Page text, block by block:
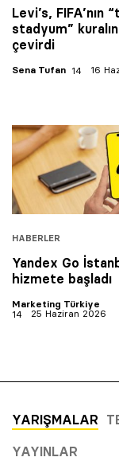
Levi’s, FIFA’nın
stadyum”
çevirdi
Sena Tufan 16
HABERLER
Yandex Go
hizmete başladı
Marketing Türkiye
25 Haziran 2026
YARIŞMALAR
YAYINLAR